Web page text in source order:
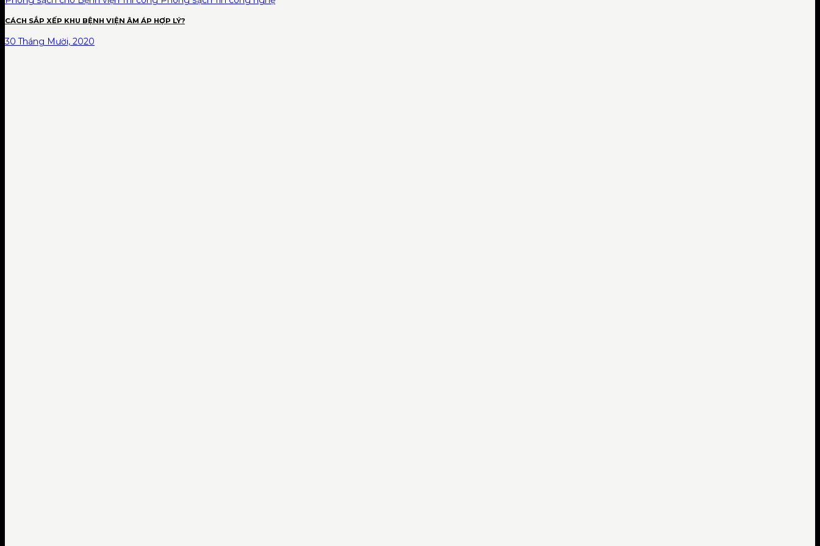
CÁCH SẮP XẾP KHU BỆNH VIỆN ÂM ÁP HỢP LÝ?
30 Tháng Mười, 2020